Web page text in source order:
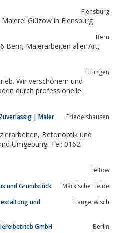
more…
Flensburg
Gülzow in Flensburg
Bern
Ettlingen
Wir verschönern und
durch professionelle
| Maler
Friedelshausen
Betonoptik und
Umgebung. Tel: 0162
Teltow
und Grundstück
Märkische Heide
und
Langerwisch
GmbH
Berlin